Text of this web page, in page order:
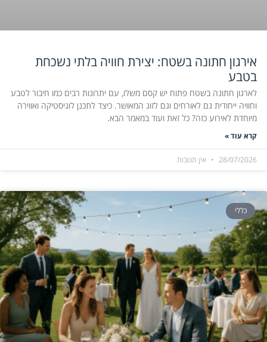
אירגון חתונה בשטח: יצירת חוויה בלתי נשכחת
בטבע
לארגון חתונה בשטח פתוח יש קסם משלו, עם יתרונות רבים כמו חיבור לטבע
וחוויה ייחודית גם לאורחים וגם לזוג המאושר. כיצד לתכנן לוגיסטיקה ואווירה
מיוחדת לאירוע כזה? כל זאת ועוד במאמר הבא.
קרא עוד »
28/07/2026 אין תגובות
כללי